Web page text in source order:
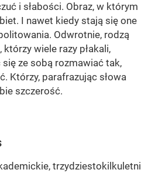
i słabości. Obraz, w którym
I nawet kiedy stają się one
Odwrotnie, rodzą
wiele razy płakali,
ze sobą rozmawiać tak,
Którzy, parafrazując słowa
szczerość.
trzydziestokilkuletni